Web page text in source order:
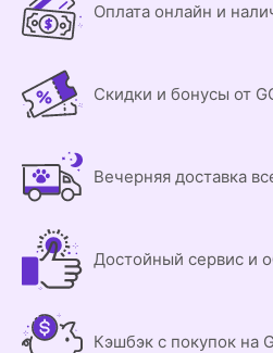
Оплата онлайн и
Скидки и бонусы от
Вечерняя доставка
Достойный сервис и
Кэшбэк с покупок на